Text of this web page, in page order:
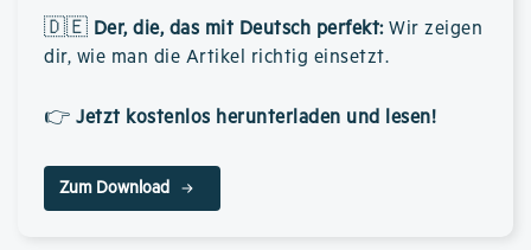
🇩🇪 Der, die, das mit Deutsch perfekt: Wir zeigen
dir, wie man die Artikel richtig einsetzt.
👉 Jetzt kostenlos herunterladen und lesen!
Zum Download